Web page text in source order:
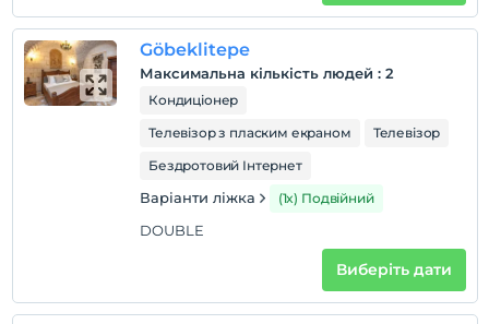
Göbeklitepe
Максимальна кількість людей : 2
Кондиціонер
Телевізор з пласким екраном
Телевізор
Бездротовий Інтернет
Варіанти ліжка (1x) Подвійний
DOUBLE
Виберіть дати